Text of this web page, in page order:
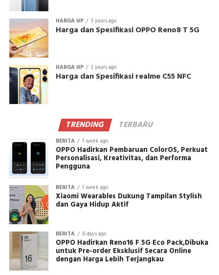
HARGA HP 3 years ago
Harga dan Spesifikasi OPPO Reno8 T 5G
HARGA HP 3 years ago
Harga dan Spesifikasi realme C55 NFC
TRENDING TERBARU
BERITA 1 week ago
OPPO Hadirkan Pembaruan ColorOS, Perkuat
Personalisasi, Kreativitas, dan Performa
Pengguna
BERITA 1 week ago
Xiaomi Wearables Dukung Tampilan Stylish
dan Gaya Hidup Aktif
BERITA 6 days ago
OPPO Hadirkan Reno16 F 5G Eco Pack,Dibuka
untuk Pre-order Eksklusif Secara Online
dengan Harga Lebih Terjangkau